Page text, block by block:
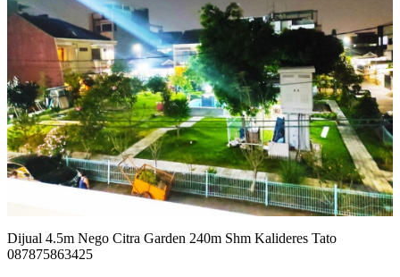
Dijual 4.5m Nego Citra Garden 240m Shm Kalideres Tato
087875863425